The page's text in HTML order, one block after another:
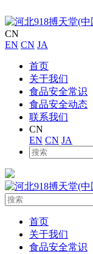
CN
EN CN JA
首页
关于我们
食品安全常识
食品安全动态
联系我们
CN
EN CN JA
首页
关于我们
食品安全常识